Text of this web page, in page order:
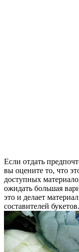
Если отдать
вы оцените то, что
доступных
ожидать большая
это и делает
составителей букетов.